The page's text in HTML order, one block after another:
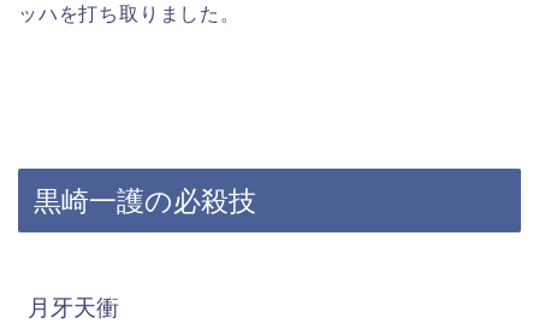
ッハを打ち取りました。
黒崎一護の必殺技
月牙天衝